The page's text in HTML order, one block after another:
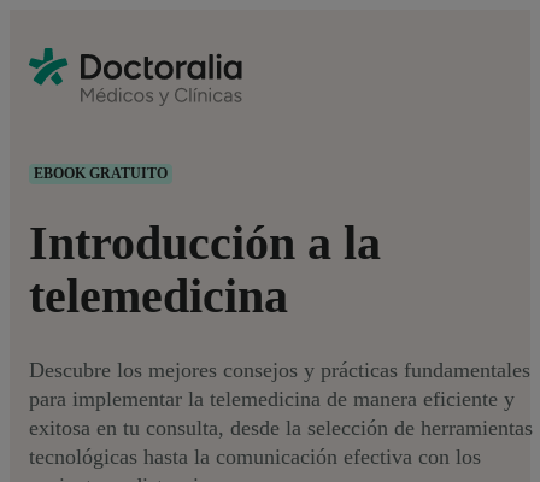
EBOOK GRATUITO
Introducción a la
telemedicina
Descubre los mejores consejos y prácticas fundamentales
para implementar la telemedicina de manera eficiente y
exitosa en tu consulta, desde la selección de herramientas
tecnológicas hasta la comunicación efectiva con los